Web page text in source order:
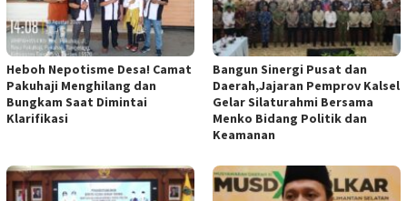
Heboh Nepotisme Desa! Camat
Pakuhaji Menghilang dan
Bungkam Saat Dimintai
Klarifikasi
Bangun Sinergi Pusat dan
Daerah,Jajaran Pemprov Kalsel
Gelar Silaturahmi Bersama
Menko Bidang Politik dan
Keamanan